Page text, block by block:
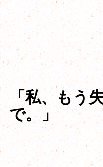
「私、もう
で。」